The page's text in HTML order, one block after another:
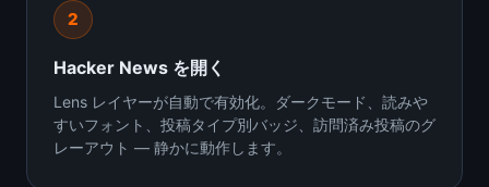
2
Hacker News を開く
Lens レイヤーが自動で有効化。ダークモード、読みや
すいフォント、投稿タイプ別バッジ、訪問済み投稿のグ
レーアウト — 静かに動作します。